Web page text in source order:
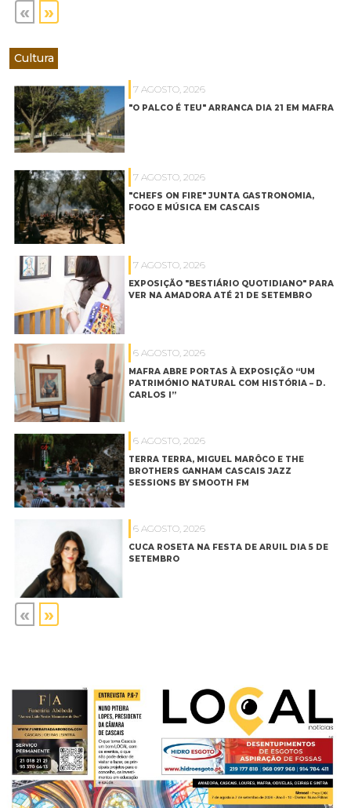
« »
Cultura
7 AGOSTO, 2026
"O PALCO É TEU" ARRANCA DIA 21 EM MAFRA
7 AGOSTO, 2026
"CHEFS ON FIRE" JUNTA GASTRONOMIA,
FOGO E MÚSICA EM CASCAIS
7 AGOSTO, 2026
EXPOSIÇÃO "BESTIÁRIO QUOTIDIANO" PARA
VER NA AMADORA ATÉ 21 DE SETEMBRO
6 AGOSTO, 2026
MAFRA ABRE PORTAS À EXPOSIÇÃO “UM
PATRIMÓNIO NATURAL COM HISTÓRIA – D.
CARLOS I”
6 AGOSTO, 2026
TERRA TERRA, MIGUEL MARÔCO E THE
BROTHERS GANHAM CASCAIS JAZZ
SESSIONS BY SMOOTH FM
6 AGOSTO, 2026
CUCA ROSETA NA FESTA DE ARUIL DIA 5 DE
SETEMBRO
« »